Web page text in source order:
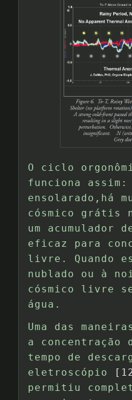
O ciclo
funciona assim:
ensolarado,há
cósmico grátis
um acumulador
eficaz para
livre. Quando
nublado ou à
cósmico livre
água.
Uma das
a concentração
tempo de
eletroscópio
permitiu